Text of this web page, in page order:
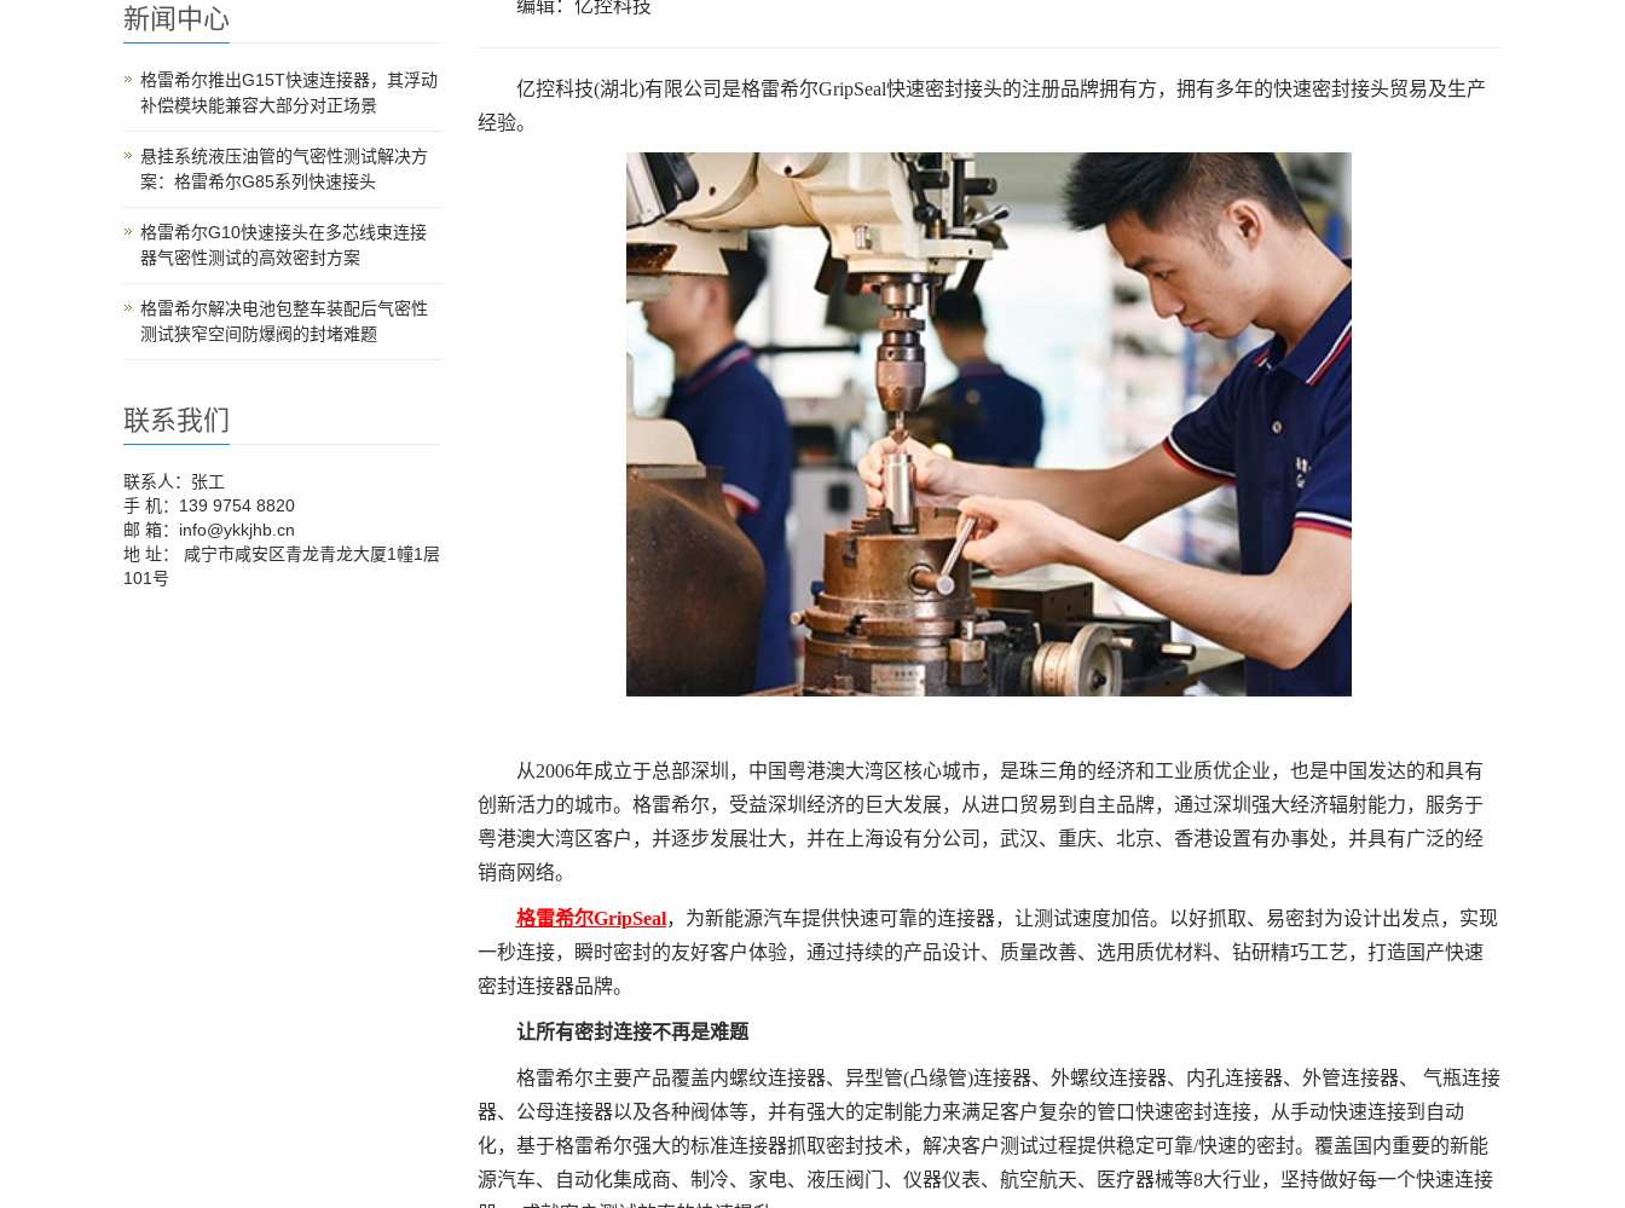
编辑：亿控科技
亿控科技(湖北)有限公司是格雷希尔GripSeal快速密封接头的注册品牌拥有方，拥有多年的快速密封接头贸易及生产
经验。
从2006年成立于总部深圳，中国粤港澳大湾区核心城市，是珠三角的经济和工业质优企业，也是中国发达的和具有
创新活力的城市。格雷希尔，受益深圳经济的巨大发展，从进口贸易到自主品牌，通过深圳强大经济辐射能力，服务于
粤港澳大湾区客户，并逐步发展壮大，并在上海设有分公司，武汉、重庆、北京、香港设置有办事处，并具有广泛的经
销商网络。
格雷希尔GripSeal，为新能源汽车提供快速可靠的连接器，让测试速度加倍。以好抓取、易密封为设计出发点，实现
一秒连接，瞬时密封的友好客户体验，通过持续的产品设计、质量改善、选用质优材料、钻研精巧工艺，打造国产快速
密封连接器品牌。
让所有密封连接不再是难题
格雷希尔主要产品覆盖内螺纹连接器、异型管(凸缘管)连接器、外螺纹连接器、内孔连接器、外管连接器、 气瓶连接
器、公母连接器以及各种阀体等，并有强大的定制能力来满足客户复杂的管口快速密封连接，从手动快速连接到自动
化，基于格雷希尔强大的标准连接器抓取密封技术，解决客户测试过程提供稳定可靠/快速的密封。覆盖国内重要的新能
源汽车、自动化集成商、制冷、家电、液压阀门、仪器仪表、航空航天、医疗器械等8大行业，坚持做好每一个快速连接
新闻中心
格雷希尔推出G15T快速连接器，其浮动
补偿模块能兼容大部分对正场景
悬挂系统液压油管的气密性测试解决方
案：格雷希尔G85系列快速接头
格雷希尔G10快速接头在多芯线束连接
器气密性测试的高效密封方案
格雷希尔解决电池包整车装配后气密性
测试狭窄空间防爆阀的封堵难题
联系我们
联系人：张工
手 机：139 9754 8820
邮 箱：info@ykkjhb.cn
地 址： 咸宁市咸安区青龙青龙大厦1幢1层
101号